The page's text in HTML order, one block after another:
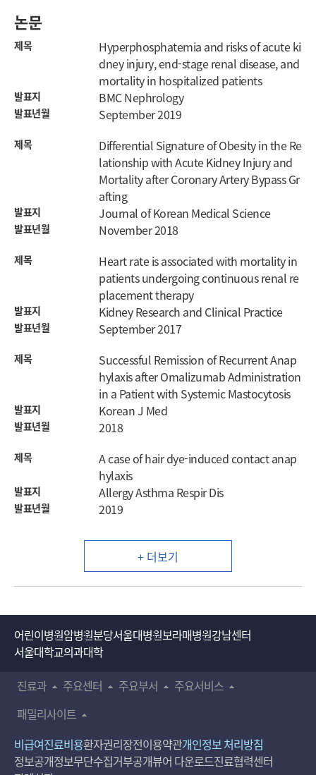
논문
제목
Hyperphosphatemia and risks of acute ki
dney injury, end-stage renal disease, and
mortality in hospitalized patients
발표지 BMC Nephrology
발표년월 September 2019
제목
Differential Signature of Obesity in the Re
lationship with Acute Kidney Injury and
Mortality after Coronary Artery Bypass Gr
afting
발표지 Journal of Korean Medical Science
발표년월 November 2018
제목
Heart rate is associated with mortality in
patients undergoing continuous renal re
placement therapy
발표지 Kidney Research and Clinical Practice
발표년월 September 2017
제목
Successful Remission of Recurrent Anap
hylaxis after Omalizumab Administration
in a Patient with Systemic Mastocytosis
발표지 Korean J Med
발표년월 2018
제목
A case of hair dye-induced contact anap
hylaxis
발표지 Allergy Asthma Respir Dis
발표년월 2019
+ 더보기
어린이병원암병원분당서울대병원보라매병원강남센터
서울대학교의과대학
진료과
주요센터 주요부서
주요서비스
패밀리사이트
비급여진료비용환자권리장전이용약관개인정보 처리방침
정보공개정보무단수집거부공개뷰어 다운로드진료협력센터